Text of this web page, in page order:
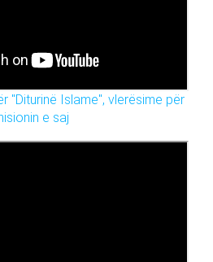
"Diturinë Islame", vlerësime për
e saj